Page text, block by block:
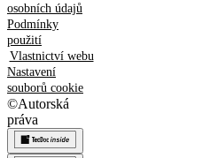
osobních údajů
Podmínky
použití
Vlastnictví webu
Nastavení
souborů cookie
©Autorská
práva